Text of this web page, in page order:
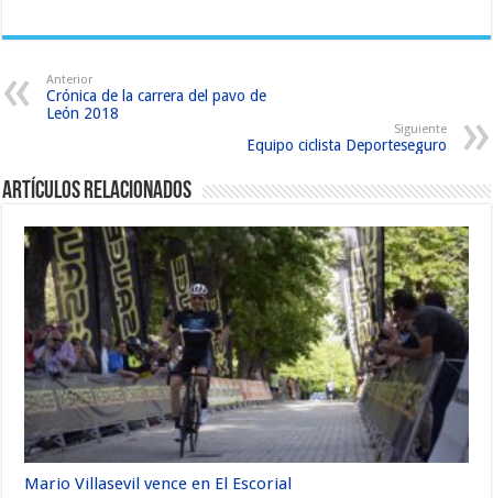
Anterior
Crónica de la carrera del pavo de
León 2018
Siguiente
Equipo ciclista Deporteseguro
Artículos relacionados
Mario Villasevil vence en El Escorial